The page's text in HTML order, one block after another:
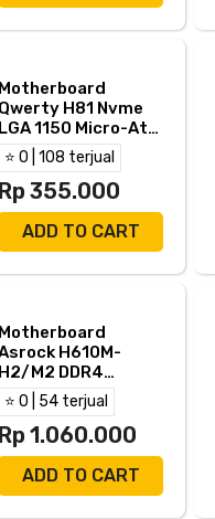
Motherboard
Qwerty H81 Nvme
LGA 1150 Micro-Atx
⭐ 0 | 108 terjual
Rp 355.000
ADD TO CART
Motherboard
H610M-
H2/M2 DDR4
m-Atx
⭐ 0 | 54 terjual
Rp 1.060.000
ADD TO CART